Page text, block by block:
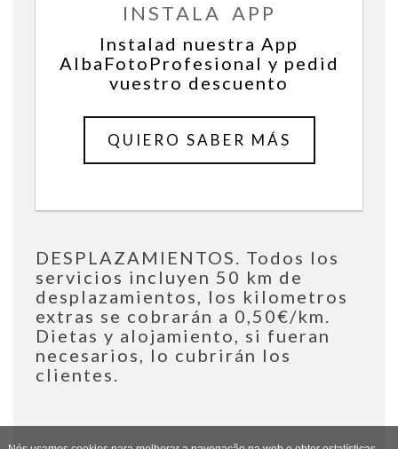
2,50€
INSTALA APP
Instalad nuestra App
AlbaFotoProfesional y pedid
vuestro descuento
QUIERO SABER MÁS
DESPLAZAMIENTOS. Todos los
servicios incluyen 50 km de
desplazamientos, los kilometros
extras se cobrarán a 0,50€/km.
Dietas y alojamiento, si fueran
necesarios, lo cubrirán los
clientes.